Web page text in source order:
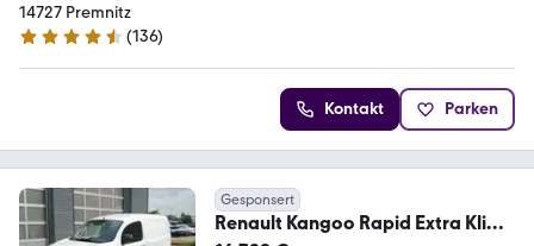
14727 Premnitz
4.6 Sterne
(136)
Kontakt Parken
Gesponsert
Renault Kangoo Rapid Extra Klima